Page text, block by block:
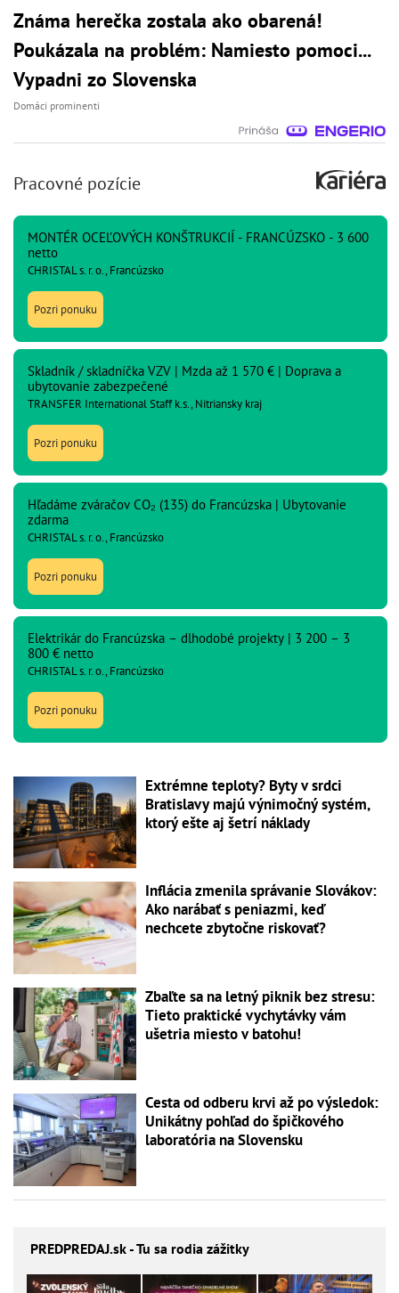
Známa herečka zostala ako obarená!
Poukázala na problém: Namiesto pomoci...
Vypadni zo Slovenska
Domáci prominenti
Pracovné pozície
MONTÉR OCEĽOVÝCH KONŠTRUKCIÍ - FRANCÚZSKO - 3 600
netto
CHRISTAL s. r. o., Francúzsko
Pozri ponuku
Skladník / skladníčka VZV | Mzda až 1 570 € | Doprava a
ubytovanie zabezpečené
TRANSFER International Staff k.s., Nitriansky kraj
Pozri ponuku
Hľadáme zváračov CO₂ (135) do Francúzska | Ubytovanie
zdarma
CHRISTAL s. r. o., Francúzsko
Pozri ponuku
Elektrikár do Francúzska – dlhodobé projekty | 3 200 – 3
800 € netto
CHRISTAL s. r. o., Francúzsko
Pozri ponuku
Extrémne teploty? Byty v srdci
Bratislavy majú výnimočný systém,
ktorý ešte aj šetrí náklady
Inflácia zmenila správanie Slovákov:
Ako narábať s peniazmi, keď
nechcete zbytočne riskovať?
Zbaľte sa na letný piknik bez stresu:
Tieto praktické vychytávky vám
ušetria miesto v batohu!
Cesta od odberu krvi až po výsledok:
Unikátny pohľad do špičkového
laboratória na Slovensku
PREDPREDAJ.sk - Tu sa rodia zážitky